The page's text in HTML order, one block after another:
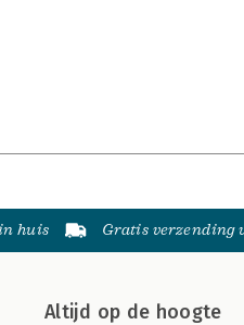
huis Gratis verzending
Altijd op de hoogte